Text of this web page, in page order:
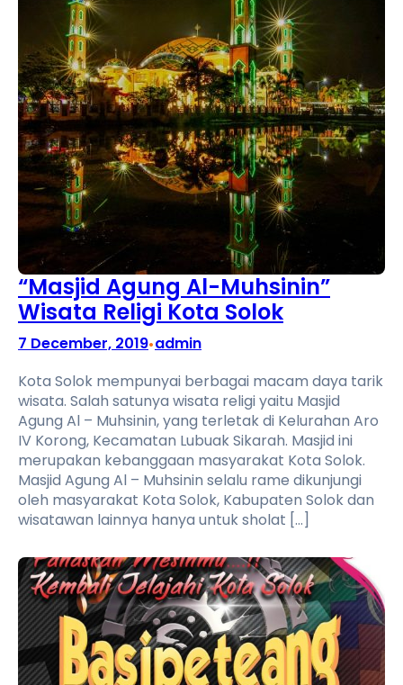
“Masjid Agung Al-Muhsinin”
Wisata Religi Kota Solok
7 December, 2019•admin
Kota Solok mempunyai berbagai macam daya tarik
wisata. Salah satunya wisata religi yaitu Masjid
Agung Al – Muhsinin, yang terletak di Kelurahan Aro
IV Korong, Kecamatan Lubuak Sikarah. Masjid ini
merupakan kebanggaan masyarakat Kota Solok.
Masjid Agung Al – Muhsinin selalu rame dikunjungi
oleh masyarakat Kota Solok, Kabupaten Solok dan
wisatawan lainnya hanya untuk sholat […]